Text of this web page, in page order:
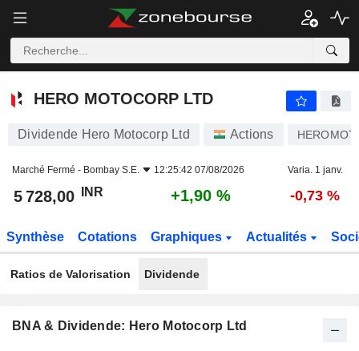
HERO MOTOCORP LTD
HERO MOTOCORP LTD
Dividende Hero Motocorp Ltd Actions
Marché Fermé - Bombay S.E. 12:25:42 07/08/2026 Varia. 1 janv.
5 728,00 INR +1,90 % -0,73 %
Synthèse Cotations Graphiques Actualités
Ratios de Valorisation Dividende
BNA & Dividende: Hero Motocorp Ltd